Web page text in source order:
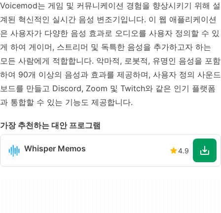
Voicemod는 게임 및 커뮤니케이션 경험을 향상시키기 위해 설
계된 혁신적인 실시간 음성 변조기입니다. 이 웹 애플리케이션
은 사용자가 다양한 음성 효과로 오디오를 사용자 정의할 수 있
게 하여 게이머, 스트리머 및 독특한 음성을 추가하고자 하는
모든 사람에게 적합합니다. 악마적, 로봇적, 유명인 음성을 포함
하여 90개 이상의 음성과 효과를 제공하며, 사용자 정의 사운드
보드를 만들고 Discord, Zoom 및 Twitch와 같은 인기 플랫폼
과 통합할 수 있는 기능도 제공합니다.
가장 추천하는 대안 프로그램
Whisper Memos 4.9